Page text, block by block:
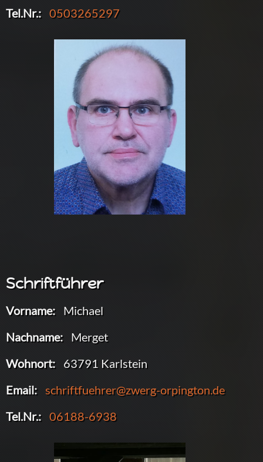
Tel.Nr.: 0503265297
Schriftführer
Vorname: Michael
Nachname: Merget
Wohnort: 63791 Karlstein
Email: schriftfuehrer@zwerg-orpington.de
Tel.Nr.: 06188-6938